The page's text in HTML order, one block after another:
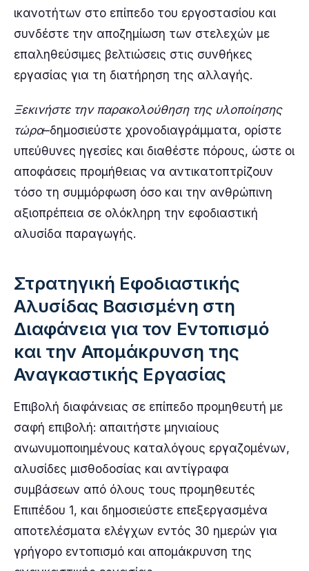
ικανοτήτων στο επίπεδο του εργοστασίου και
συνδέστε την αποζημίωση των στελεχών με
επαληθεύσιμες βελτιώσεις στις συνθήκες
εργασίας για τη διατήρηση της αλλαγής.
Ξεκινήστε την παρακολούθηση της υλοποίησης
τώρα–δημοσιεύστε χρονοδιαγράμματα, ορίστε
υπεύθυνες ηγεσίες και διαθέστε πόρους, ώστε οι
αποφάσεις προμήθειας να αντικατοπτρίζουν
τόσο τη συμμόρφωση όσο και την ανθρώπινη
αξιοπρέπεια σε ολόκληρη την εφοδιαστική
αλυσίδα παραγωγής.
Στρατηγική Εφοδιαστικής
Αλυσίδας Βασισμένη στη
Διαφάνεια για τον Εντοπισμό
και την Απομάκρυνση της
Αναγκαστικής Εργασίας
Επιβολή διαφάνειας σε επίπεδο προμηθευτή με
σαφή επιβολή: απαιτήστε μηνιαίους
ανωνυμοποιημένους καταλόγους εργαζομένων,
αλυσίδες μισθοδοσίας και αντίγραφα
συμβάσεων από όλους τους προμηθευτές
Επιπέδου 1, και δημοσιεύστε επεξεργασμένα
αποτελέσματα ελέγχων εντός 30 ημερών για
γρήγορο εντοπισμό και απομάκρυνση της